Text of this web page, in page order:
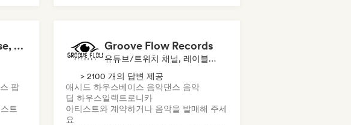
Desande, Bass House, Tech House & House 2021
팝
트
Groove Flow Records
유튜브/트위치 채널, 레이블, 사운드 전문가
> 2100 개의 답변 제공
애시드 하우스베이스 음악댄스 음악
딥 하우스일렉트로니카
아티스트와 계약하거나 음악을 발매해 주세
요